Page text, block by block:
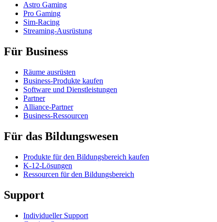
Astro Gaming
Pro Gaming
Sim-Racing
Streaming-Ausrüstung
Für Business
Räume ausrüsten
Business-Produkte kaufen
Software und Dienstleistungen
Partner
Alliance-Partner
Business-Ressourcen
Für das Bildungswesen
Produkte für den Bildungsbereich kaufen
K-12-Lösungen
Ressourcen für den Bildungsbereich
Support
Individueller Support